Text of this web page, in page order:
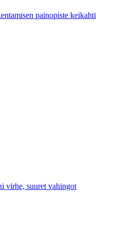
painopiste keikahti
virhe, suuret vahingot